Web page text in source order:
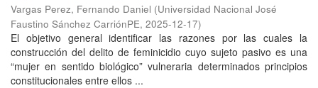
Vargas Perez, Fernando Daniel (Universidad Nacional José
Faustino Sánchez CarriónPE, 2025-12-17)
El objetivo general identificar las razones por las cuales la
construcción del delito de feminicidio cuyo sujeto pasivo es una
“mujer en sentido biológico” vulneraria determinados principios
constitucionales entre ellos ...